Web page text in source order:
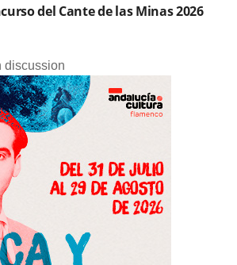
del Cante de las Minas 2026
discussion